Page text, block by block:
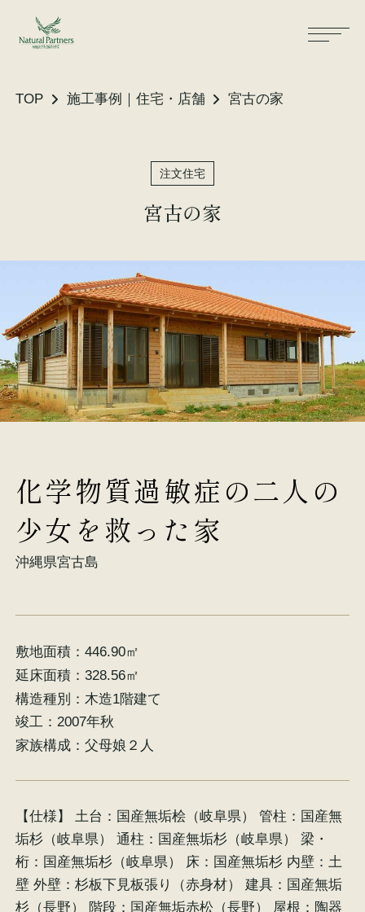
TOP 施工事例｜住宅・店舗 宮古の家
注文住宅
宮古の家
化学物質過敏症の二人の
少女を救った家
沖縄県宮古島
敷地面積：446.90㎡
延床面積：328.56㎡
構造種別： 木造1階建て
竣工：2007年秋
家族構成：父母娘２人
【仕様】 土台：国産無垢桧（岐阜県） 管柱：国産無
垢杉（岐阜県） 通柱：国産無垢杉（岐阜県） 梁・
桁：国産無垢杉（岐阜県） 床：国産無垢杉 内壁：土
壁 外壁：杉板下見板張り（赤身材） 建具：国産無垢
杉（長野） 階段：国産無垢赤松（長野） 屋根：陶器
性能・素材
リノベーション
保証・保険
オンラインショップ
イベント情報
資料請求 お問い合わせ